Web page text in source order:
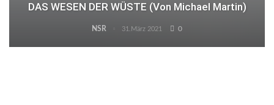
DAS WESEN DER WÜSTE (von Michael Martin)
NSR 31.März 2021 0